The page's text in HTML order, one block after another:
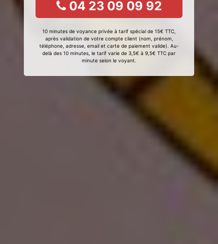
04 23 09 09 92
10 minutes de voyance privée à tarif spécial de 15€ TTC,
après validation de votre compte client (nom, prénom,
téléphone, adresse, email et carte de paiement valide). Au-
delà des 10 minutes, le tarif varie de 3,5€ à 9,5€ TTC par
minute selon le voyant.